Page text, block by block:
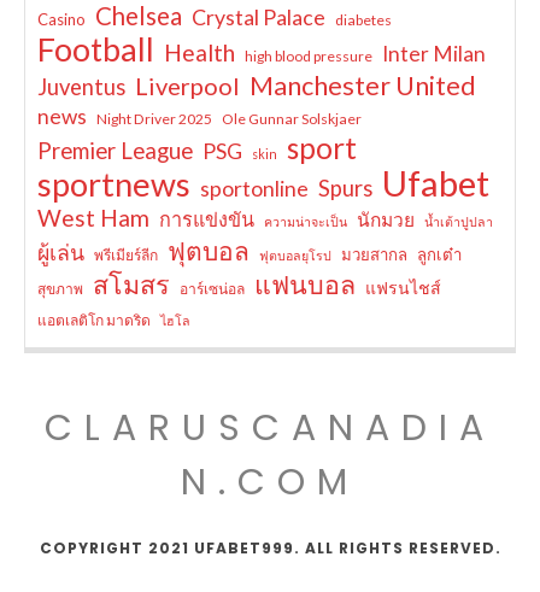
Casino Chelsea Crystal Palace diabetes
Football Health high blood pressure Inter Milan
Juventus Liverpool Manchester United
news Night Driver 2025 Ole Gunnar Solskjaer
Premier League PSG skin sport
sportnews sportonline Spurs Ufabet
West Ham การแข่งขัน ความน่าจะเป็น นักมวย น้ำเต้าปูปลา
ผู้เล่น พรีเมียร์ลีก ฟุตบอล ฟุตบอลยุโรป มวยสากล ลูกเต๋า
สุขภาพ สโมสร อาร์เซน่อล แฟนบอล แฟรนไชส์
แอตเลติโก มาดริด ไฮโล
CLARUSCANADIA
N.COM
COPYRIGHT 2021 UFABET999. ALL RIGHTS RESERVED.